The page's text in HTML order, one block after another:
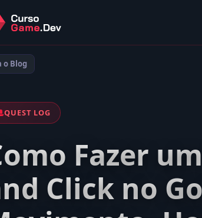
o Blog
QUEST LOG
Fazer
Click no